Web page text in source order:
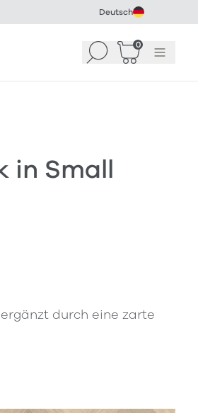
Deutsch
Suchen 0
WarenkorbMenü
in Small
durch eine zarte